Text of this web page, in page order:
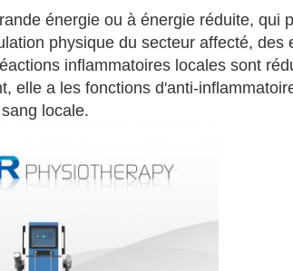
énergie ou à énergie réduite, qui
physique du secteur affecté, des
inflammatoires locales sont
elle a les fonctions d'anti-
locale.